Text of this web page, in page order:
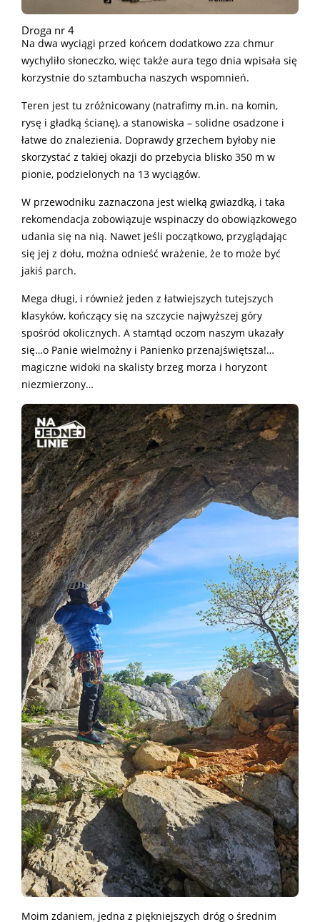
Droga nr 4
Na dwa wyciągi przed końcem dodatkowo zza chmur
wychyliło słoneczko, więc także aura tego dnia wpisała się
korzystnie do sztambucha naszych wspomnień.
Teren jest tu zróżnicowany (natrafimy m.in. na komin,
rysę i gładką ścianę), a stanowiska – solidne osadzone i
łatwe do znalezienia. Doprawdy grzechem byłoby nie
skorzystać z takiej okazji do przebycia blisko 350 m w
pionie, podzielonych na 13 wyciągów.
W przewodniku zaznaczona jest wielką gwiazdką, i taka
rekomendacja zobowiązuje wspinaczy do obowiązkowego
udania się na nią. Nawet jeśli początkowo, przyglądając
się jej z dołu, można odnieść wrażenie, że to może być
jakiś parch.
Mega długi, i również jeden z łatwiejszych tutejszych
klasyków, kończący się na szczycie najwyższej góry
spośród okolicznych. A stamtąd oczom naszym ukazały
się…o Panie wielmożny i Panienko przenajświętsza!…
magiczne widoki na skalisty brzeg morza i horyzont
niezmierzony…
Moim zdaniem, jedna z piękniejszych dróg o średnim